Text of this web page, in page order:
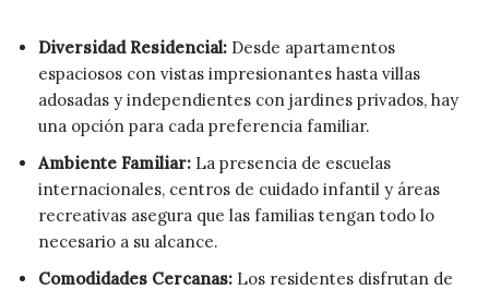
Diversidad Residencial: Desde apartamentos
espaciosos con vistas impresionantes hasta villas
adosadas y independientes con jardines privados, hay
una opción para cada preferencia familiar.
Ambiente Familiar: La presencia de escuelas
internacionales, centros de cuidado infantil y áreas
recreativas asegura que las familias tengan todo lo
necesario a su alcance.
Comodidades Cercanas: Los residentes disfrutan de